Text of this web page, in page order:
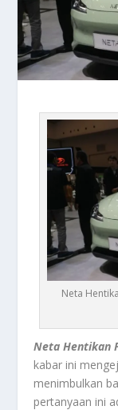
Neta
Neta Hentikan
kabar ini
menimbulkan
pertanyaan ini